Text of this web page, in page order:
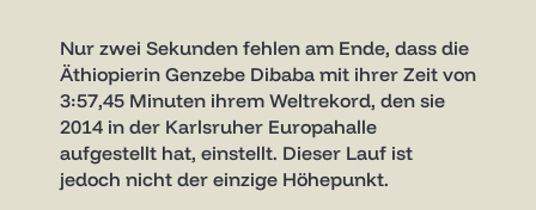
Nur zwei Sekunden fehlen am Ende, dass die
Äthiopierin Genzebe Dibaba mit ihrer Zeit von
3:57,45 Minuten ihrem Weltrekord, den sie
2014 in der Karlsruher Europahalle
aufgestellt hat, einstellt. Dieser Lauf ist
jedoch nicht der einzige Höhepunkt.